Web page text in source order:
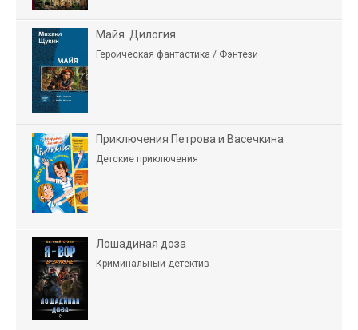
Майя. Дилогия
Героическая фантастика / Фэнтези
Приключения Петрова и Васечкина
Детские приключения
Лошадиная доза
Криминальный детектив